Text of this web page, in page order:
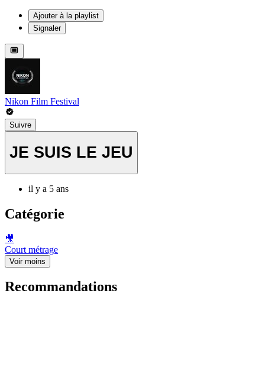
Ajouter à la playlist
Signaler
Nikon Film Festival
Suivre
JE SUIS LE JEU
il y a 5 ans
Catégorie
🎥
Court métrage
Voir moins
Recommandations